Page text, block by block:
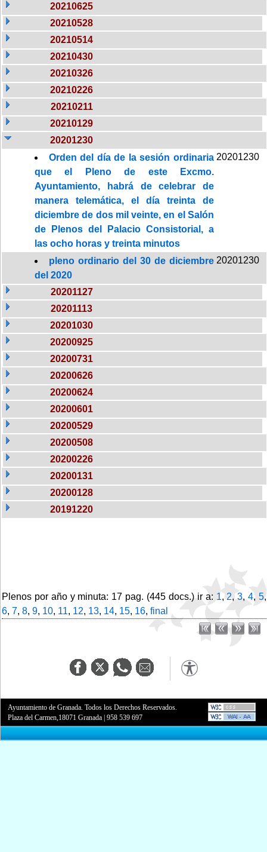
20210625
20210528
20210514
20210430
20210326
20210226
20210211
20210129
20201230
Orden del día de la sesión ordinaria
que el Pleno de este Excmo.
Ayuntamiento, habrá de celebrar de
manera telemática, el día treinta de
diciembre de dos mil veinte, en el Salón
de Plenos del Palacio Consistorial, a
las ocho horas y treinta minutos
20201230
pleno ordinario del 30 de diciembre
del 2020
20201230
20201127
20201113
20201030
20200925
20200731
20200626
20200624
20200601
20200529
20200508
20200226
20200131
20200128
20191220
Plenos por año y minuta: 17 pag. (445 docs.) ir a: 1,2,3,4,5,
6, 7, 8, 9, 10, 11, 12, 13, 14, 15, 16, final
Ayuntamiento de Granada. Todos los Derechos Reservados.
Plaza del Carmen,18071 Granada |958 539 697